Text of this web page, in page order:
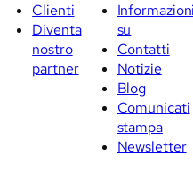
Clienti
Diventa
nostro
partner
su
Contatti
Notizie
Blog
Comunicati
stampa
Newsletter